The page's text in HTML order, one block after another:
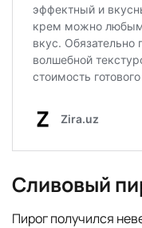
Сливовый
Пирог получился